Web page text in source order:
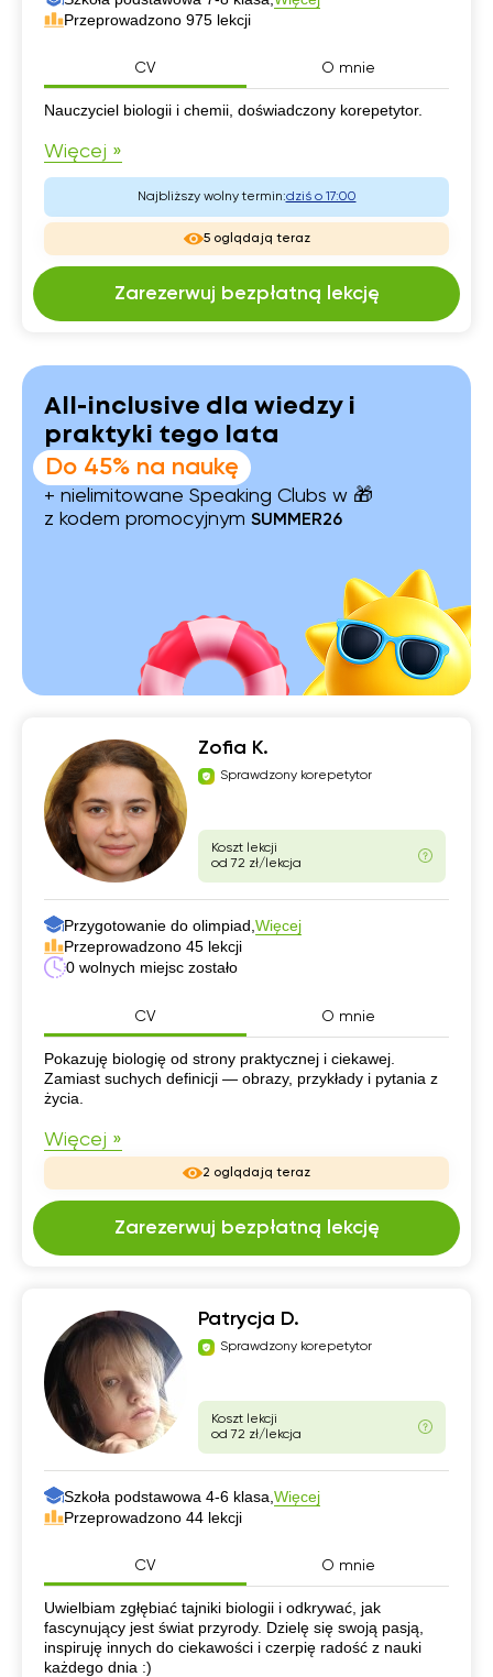
Przeprowadzono 975 lekcji
CV O mnie
CV
Nauczyciel biologii i chemii, doświadczony korepetytor.
Więcej »
Najbliższy wolny termin:dziś o 17:00
5 oglądają teraz
Zarezerwuj bezpłatną lekcję
All-inclusive dla wiedzy i
praktyki tego lata
Do 45% na naukę
+ nielimitowane Speaking Clubs w 🎁
z kodem promocyjnym SUMMER26
Zofia K.
Sprawdzony korepetytor
Koszt lekcji
od 72 zł/lekcja
Przygotowanie do olimpiad, Więcej
Przeprowadzono 45 lekcji
0 wolnych miejsc zostało
CV O mnie
CV
Pokazuję biologię od strony praktycznej i ciekawej.
Zamiast suchych definicji — obrazy, przykłady i pytania z
życia.
Więcej »
2 oglądają teraz
Zarezerwuj bezpłatną lekcję
Patrycja D.
Sprawdzony korepetytor
Koszt lekcji
od 72 zł/lekcja
Szkoła podstawowa 4-6 klasa, Więcej
Przeprowadzono 44 lekcji
CV O mnie
CV
Uwielbiam zgłębiać tajniki biologii i odkrywać, jak
fascynujący jest świat przyrody. Dzielę się swoją pasją,
inspiruję innych do ciekawości i czerpię radość z nauki
każdego dnia :)